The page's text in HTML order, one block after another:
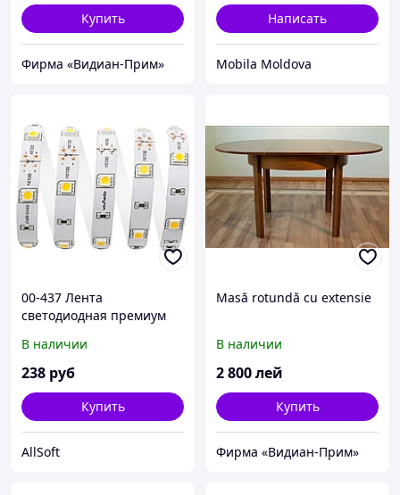
Купить
Фирма «Видиан-Прим»
Написать
Mobila Moldova
00-437 Лента
светодиодная премиум
д/м, IP20, 600 Лм/м,
ширина подложки 10мм,
теплый белый
В наличии
238 руб
Купить
AllSoft
Masă rotundă cu extensie
В наличии
2 800лей
Купить
Фирма «Видиан-Прим»